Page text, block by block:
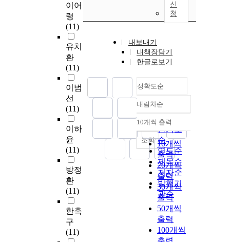
이어
령
(11)
유치
환
(11)
이범
선
(11)
이하
윤
(11)
방정
환
(11)
한흑
구
(11)
신
청
내보내기
내책장담기
한글로보기
정확도순
정확도
순
인기도
순
연도순
제목순
저자순
발행기
관순
내림차순
내림차순
10개씩 출력
10개씩
출력
20개씩
출력
30개씩
출력
50개씩
출력
100개씩
조회